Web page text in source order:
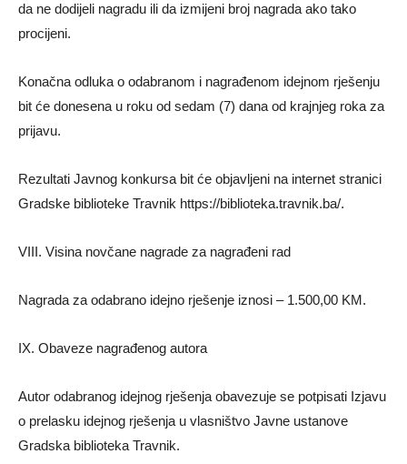
da ne dodijeli nagradu ili da izmijeni broj nagrada ako tako
procijeni.
Konačna odluka o odabranom i nagrađenom idejnom rješenju
bit će donesena u roku od sedam (7) dana od krajnjeg roka za
prijavu.
Rezultati Javnog konkursa bit će objavljeni na internet stranici
Gradske biblioteke Travnik https://biblioteka.travnik.ba/.
VIII. Visina novčane nagrade za nagrađeni rad
Nagrada za odabrano idejno rješenje iznosi – 1.500,00 KM.
IX. Obaveze nagrađenog autora
Autor odabranog idejnog rješenja obavezuje se potpisati Izjavu
o prelasku idejnog rješenja u vlasništvo Javne ustanove
Gradska biblioteka Travnik.